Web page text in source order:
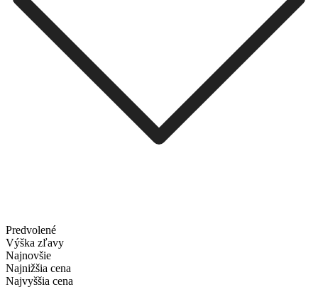
Predvolené
Výška zľavy
Najnovšie
Najnižšia cena
Najvyššia cena